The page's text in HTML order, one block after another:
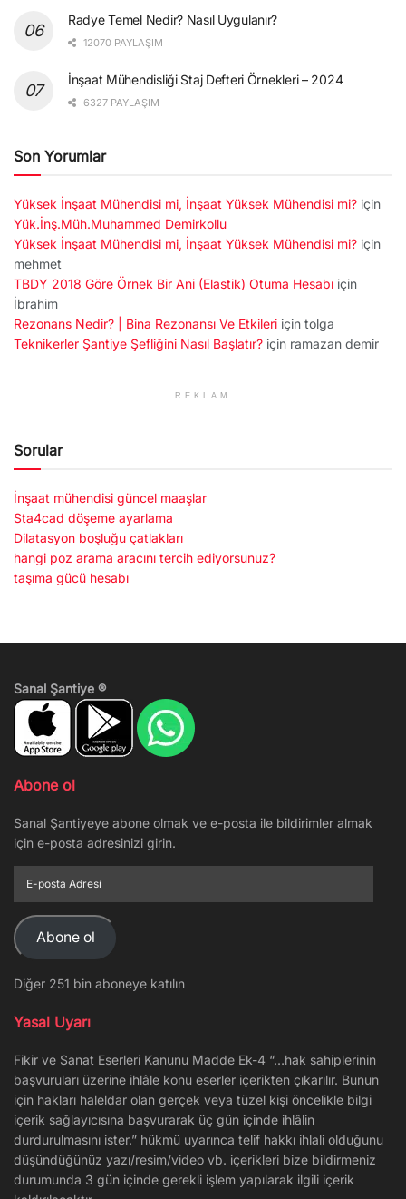
Radye Temel Nedir? Nasıl Uygulanır?
12070 PAYLAŞIM
İnşaat Mühendisliği Staj Defteri Örnekleri – 2024
6327 PAYLAŞIM
Son Yorumlar
Yüksek İnşaat Mühendisi mi, İnşaat Yüksek Mühendisi mi? için
Yük.İnş.Müh.Muhammed Demirkollu
Yüksek İnşaat Mühendisi mi, İnşaat Yüksek Mühendisi mi? için
mehmet
TBDY 2018 Göre Örnek Bir Ani (Elastik) Otuma Hesabı için
İbrahim
Rezonans Nedir? | Bina Rezonansı Ve Etkileri için tolga
Teknikerler Şantiye Şefliğini Nasıl Başlatır? için ramazan demir
REKLAM
Sorular
İnşaat mühendisi güncel maaşlar
Sta4cad döşeme ayarlama
Dilatasyon boşluğu çatlakları
hangi poz arama aracını tercih ediyorsunuz?
taşıma gücü hesabı
Sanal Şantiye ®
Abone ol
Sanal Şantiyeye abone olmak ve e-posta ile bildirimler almak
için e-posta adresinizi girin.
posta
Adresi
Abone ol
Diğer 251 bin aboneye katılın
Yasal Uyarı
Fikir ve Sanat Eserleri Kanunu Madde Ek-4 “…hak sahiplerinin
başvuruları üzerine ihlâle konu eserler içerikten çıkarılır. Bunun
için hakları haleldar olan gerçek veya tüzel kişi öncelikle bilgi
içerik sağlayıcısına başvurarak üç gün içinde ihlâlin
durdurulmasını ister.” hükmü uyarınca telif hakkı ihlali olduğunu
düşündüğünüz yazı/resim/video vb. içerikleri bize bildirmeniz
durumunda 3 gün içinde gerekli işlem yapılarak ilgili içerik